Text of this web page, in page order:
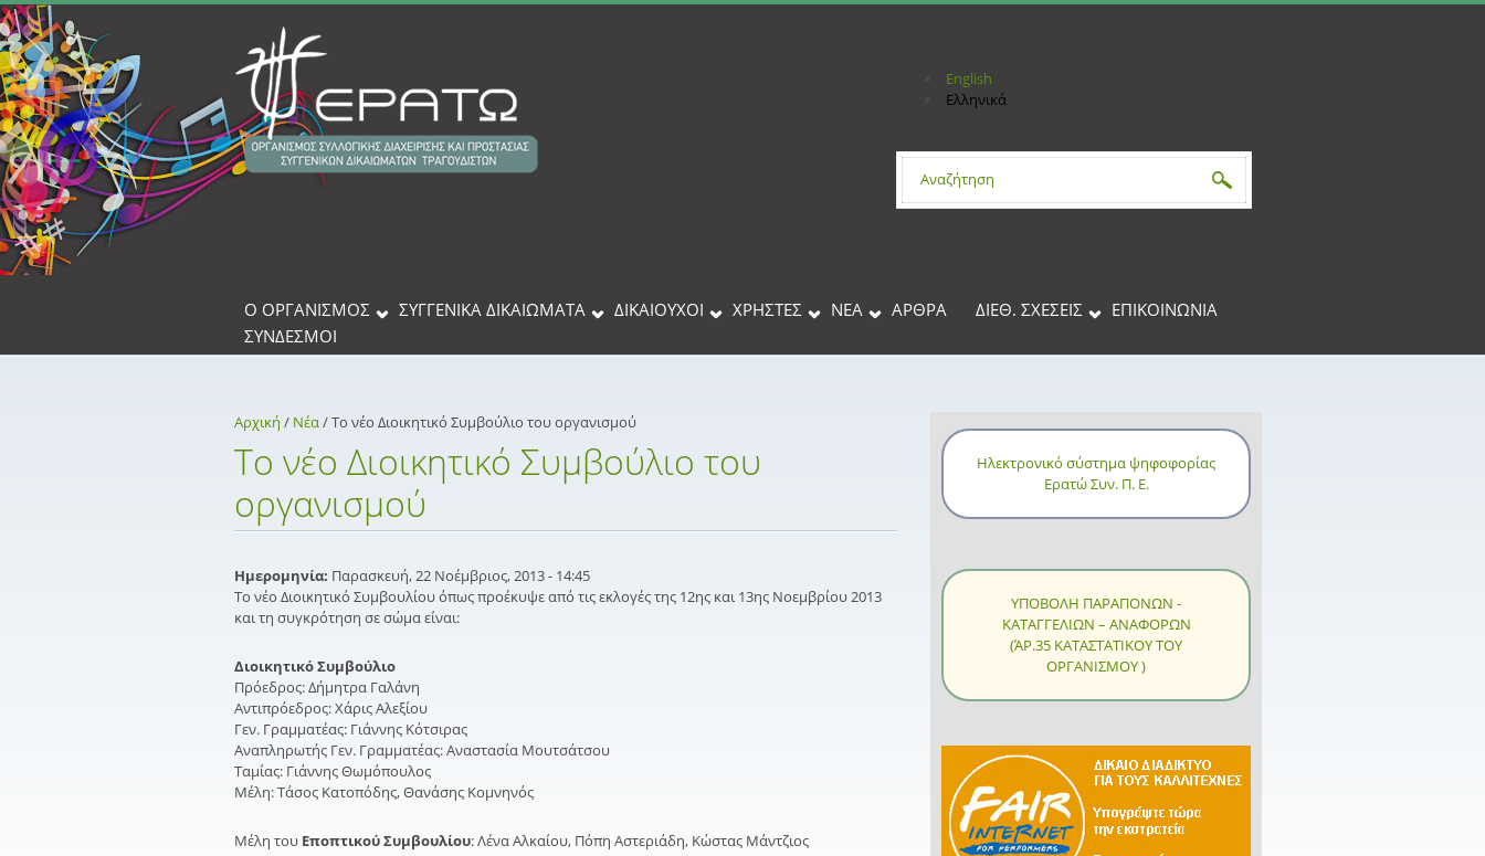
Παράκαμψη προς το κυρίως περιεχόμενο
English
Ελληνικά
Φόρμα αναζήτησης
Ο ΟΡΓΑΝΙΣΜΟΣ ΣΥΓΓΕΝΙΚΆ ΔΙΚΑΙΩΜΑΤΑ ΔΙΚΑΙΟΥΧΟΙ XΡΉΣΤΕΣ ΝΕΑ ΑΡΘΡΑ ΔΙΕΘ. ΣΧΕΣΕΙΣ
ΕΠΙΚΟΙΝΩΝΊΑ
ΣΎΝΔΕΣΜΟΙ
Αρχική / Νέα/Το νέο Διοικητικό Συμβούλιο του οργανισμού
Το νέο Διοικητικό Συμβούλιο του
οργανισμού
Ημερομηνία: Παρασκευή, 22 Νοέμβριος, 2013 - 14:45
Το νέο Διοικητικό Συμβουλίου όπως προέκυψε από τις εκλογές της 12ης και 13ης Νοεμβρίου 2013
και τη συγκρότηση σε σώμα είναι:
Διοικητικό Συμβούλιο
Πρόεδρος: Δήμητρα Γαλάνη
Αντιπρόεδρος: Χάρις Αλεξίου
Γεν. Γραμματέας: Γιάννης Κότσιρας
Αναπληρωτής Γεν. Γραμματέας: Αναστασία Μουτσάτσου
Ταμίας: Γιάννης Θωμόπουλος
Μέλη: Τάσος Κατοπόδης, Θανάσης Κομνηνός
Μέλη του Εποπτικού Συμβουλίου: Λένα Αλκαίου, Πόπη Αστεριάδη, Κώστας Μάντζιος
Ηλεκτρονικό σύστημα ψηφοφορίας
Ερατώ Συν. Π. Ε.
ΥΠΟΒΟΛΗ ΠΑΡΑΠΟΝΩΝ -
ΚΑΤΑΓΓΕΛΙΩΝ – ΑΝΑΦΟΡΩΝ
(ΆΡ.35 ΚΑΤΑΣΤΑΤΙΚΟΥ ΤΟΥ
ΟΡΓΑΝΙΣΜΟΥ )